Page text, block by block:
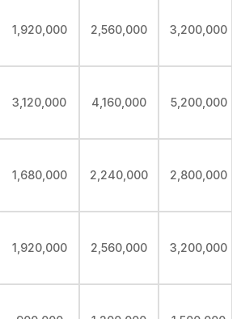
1,920,000 2,560,000 3,200,000
3,120,000 4,160,000 5,200,000
1,680,000 2,240,000 2,800,000
1,920,000 2,560,000 3,200,000